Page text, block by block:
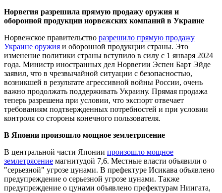
Норвегия разрешила прямую продажу оружия и
оборонной продукции норвежских компаний в Украине
Норвежское правительство разрешило прямую продажу
Украине оружия и оборонной продукции страны. Это
изменение политики страны вступило в силу с 1 января 2024
года. Министр иностранных дел Норвегии Эспен Барт Эйде
заявил, что в чрезвычайной ситуации с безопасностью,
возникшей в результате агрессивной войны России, очень
важно продолжать поддерживать Украину. Прямая продажа
теперь разрешена при условии, что экспорт отвечает
требованиям подтвержденных потребностей и при условии
контроля со стороны конечного пользователя.
В Японии произошло мощное землетрясение
В центральной части Японии произошло мощное
землетрясение магнитудой 7,6. Местные власти объявили о
"серьезной" угрозе цунами. В префектуре Исикава объявлено
предупреждение о серьезной угрозе цунами. Также
предупреждение о цунами объявлено префектурам Ниигата,